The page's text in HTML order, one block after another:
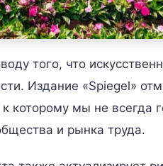
того, что
Издание «Spiegel»
которому мы не всегда
и рынка труда.